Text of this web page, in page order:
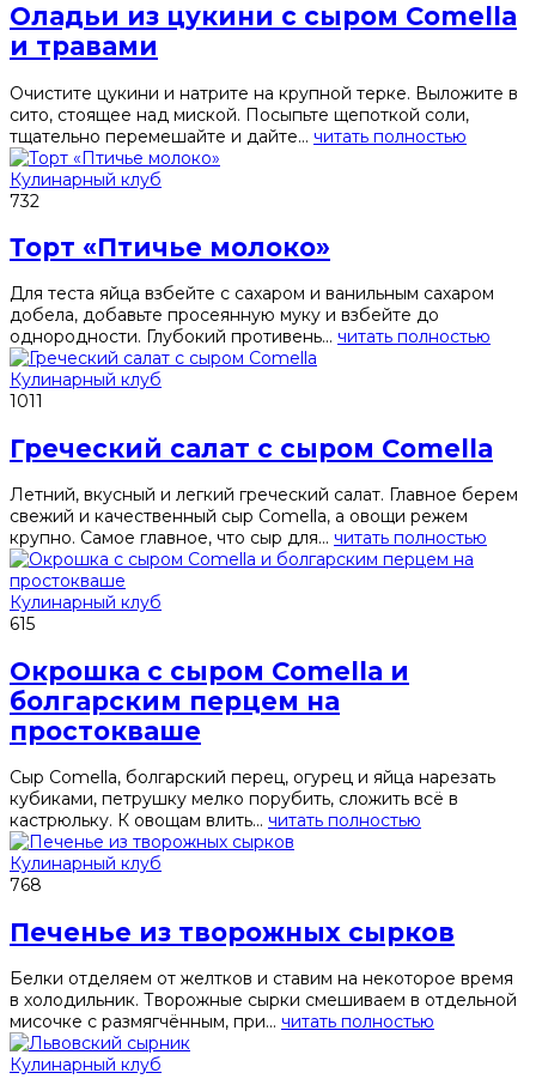
Оладьи из цукини с сыром Comella
и травами
Очистите цукини и натрите на крупной терке. Выложите в
сито, стоящее над миской. Посыпьте щепоткой соли,
тщательно перемешайте и дайте... читать полностью
Кулинарный клуб
732
Торт «Птичье молоко»
Для теста яйца взбейте с сахаром и ванильным сахаром
добела, добавьте просеянную муку и взбейте до
однородности. Глубокий противень... читать полностью
Кулинарный клуб
1011
Греческий салат c сыром Comella
Летний, вкусный и легкий греческий салат. Главное берем
свежий и качественный сыр Comella, а овощи режем
крупно. Самое главное, что сыр для... читать полностью
Кулинарный клуб
615
Окрошка с сыром Comella и
болгарским перцем на
простокваше
Сыр Comella, болгарский перец, огурец и яйца нарезать
кубиками, петрушку мелко порубить, сложить всё в
кастрюльку. К овощам влить... читать полностью
Кулинарный клуб
768
Печенье из творожных сырков
Белки отделяем от желтков и ставим на некоторое время
в холодильник. Творожные сырки смешиваем в отдельной
мисочке с размягчённым, при... читать полностью
Кулинарный клуб